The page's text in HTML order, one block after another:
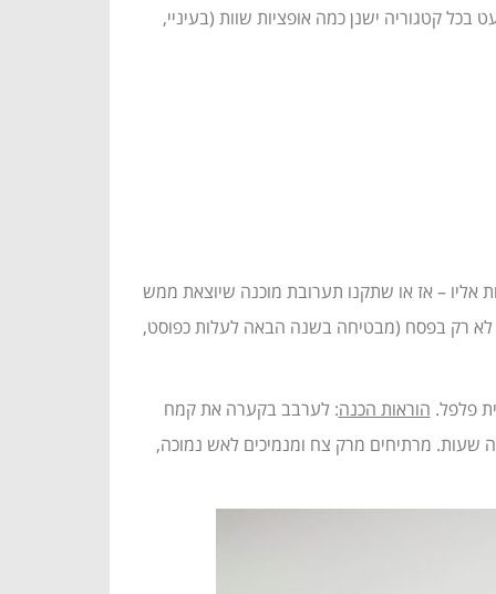
קטגוריה ישנן כמה אופציות שוות (בעיניי,
אליו – אז או שתקנו תערובת מוכנה שיוצאת ממש
לא רק בפסח (מבטיחה בשנה הבאה לעלות כפוסט,
הוראות הכנה: לערבב בקערה את קמח
מרתיחים מרק צח ומנמיכים לאש נמוכה,